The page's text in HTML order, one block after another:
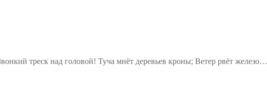
треск над головой! Туча мнёт деревьев кроны; Ветер рвёт железо…